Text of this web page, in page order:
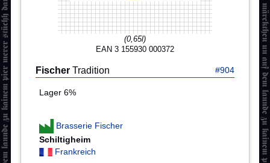
(0,65l)
EAN 3 155930 000372
Fischer Tradition #904
Lager 6%
Brasserie Fischer
Schiltigheim
Frankreich